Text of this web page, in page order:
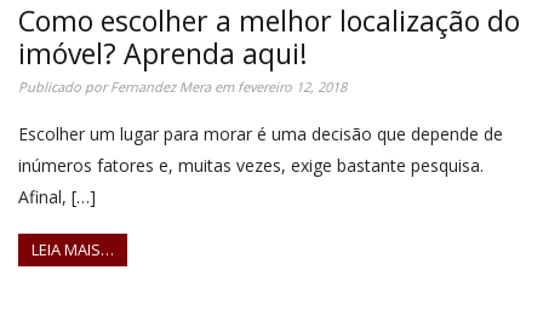
Como escolher a melhor localização do
imóvel? Aprenda aqui!
Publicado porFernandez Meraem fevereiro 12, 2018
Escolher um lugar para morar é uma decisão que depende de
inúmeros fatores e, muitas vezes, exige bastante pesquisa.
Afinal, […]
LEIA MAIS…